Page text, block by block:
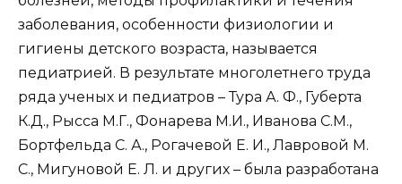
заболевания, особенности физиологии и
гигиены детского возраста, называется
педиатрией. В результате многолетнего труда
ряда ученых и педиатров – Тура А. Ф., Губерта
К.Д., Рысса М.Г., Фонарева М.И., Иванова С.М.,
Бортфельда С. А., Рогачевой Е. И., Лавровой М.
С., Мигуновой Е. Л. и других – была разработана